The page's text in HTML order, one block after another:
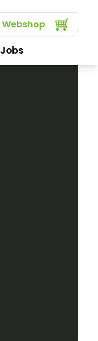
Webshop
Jobs